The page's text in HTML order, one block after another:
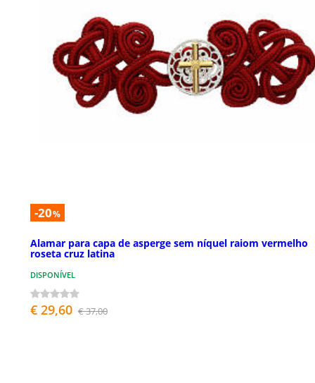
-20%
Alamar para capa de asperge sem níquel raiom vermelho
roseta cruz latina
DISPONÍVEL
€ 29,60 € 37,00